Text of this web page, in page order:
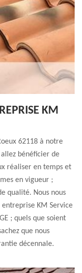
KM
62118 à notre
bénéficier de
réaliser en temps et
en vigueur ;
qualité. Nous nous
KM Service
; quels que soient
que nous
décennale.